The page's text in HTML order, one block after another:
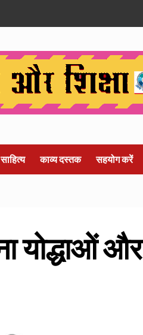
साहित्य काव्य दस्तक सहयोग करें
योद्धाओं और